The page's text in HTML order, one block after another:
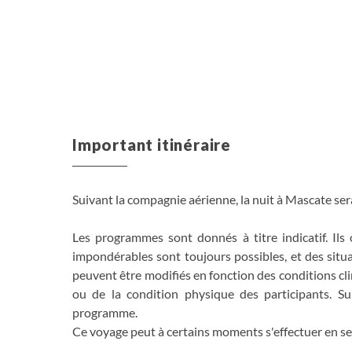
Important itinéraire
Suivant la compagnie aérienne, la nuit à Mascate
Les programmes sont donnés à titre indicatif.
impondérables sont toujours possibles, et des
peuvent être modifiés en fonction des conditions
ou de la condition physique des participants.
programme.
Ce voyage peut à certains moments s'effectuer en